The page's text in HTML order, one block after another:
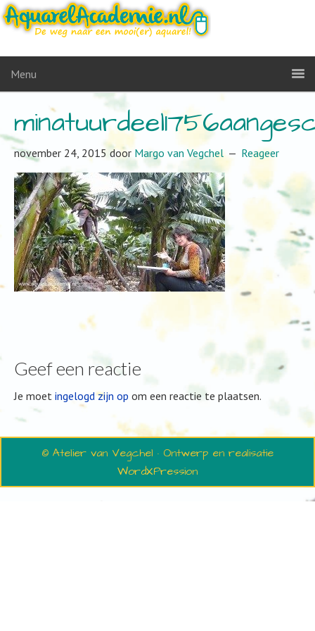
Menu
november 24, 2015 door Margo van Vegchel Reageer
Geef een reactie
Je moet ingelogd zijn op om een reactie te plaatsen.
© Atelier van Vegchel · Ontwerp en realisatie
WordXPression